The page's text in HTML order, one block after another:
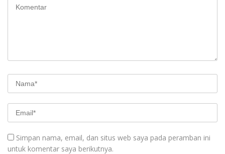
Simpan nama, email, dan situs web saya pada peramban ini
untuk komentar saya berikutnya.